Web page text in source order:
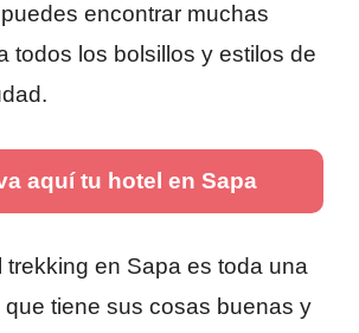
encontrar muchas
todos los bolsillos y estilos de
aquí tu hotel en Sapa
trekking en Sapa es toda una
tiene sus cosas buenas y